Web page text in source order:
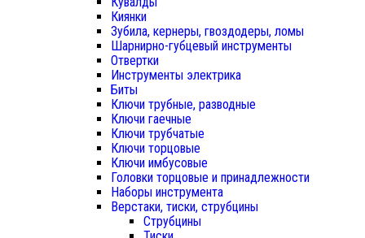
Киянки
Зубила, кернеры, гвоздодеры, ломы
Шарнирно-губцевый инструменты
Отвертки
Инструменты электрика
Биты
Ключи трубные, разводные
Ключи гаечные
Ключи трубчатые
Ключи торцовые
Ключи имбусовые
Головки торцовые и принадлежности
Наборы инструмента
Верстаки, тиски, струбцины
Струбцины